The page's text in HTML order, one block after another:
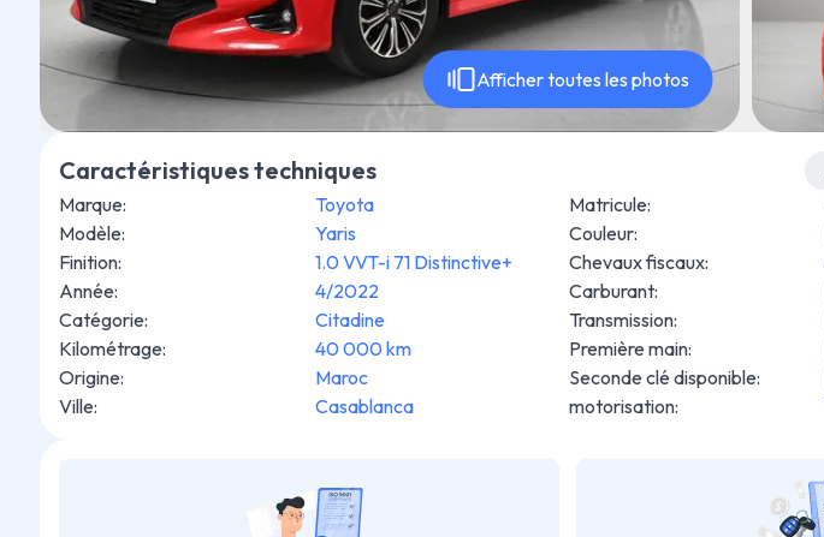
Afficher toutes les photos
Caractéristiques techniques
Marque:
Toyota
Modèle:
Yaris
Finition:
1.0 VVT-i 71 Distinctive+
Année:
4/2022
Catégorie:
Citadine
Kilométrage:
40 000 km
Origine:
Maroc
Ville: Casablanca
Matricule:
Couleur:
Chevaux fiscaux:
Carburant:
Transmission:
Première main:
Seconde clé disponible:
motorisation: